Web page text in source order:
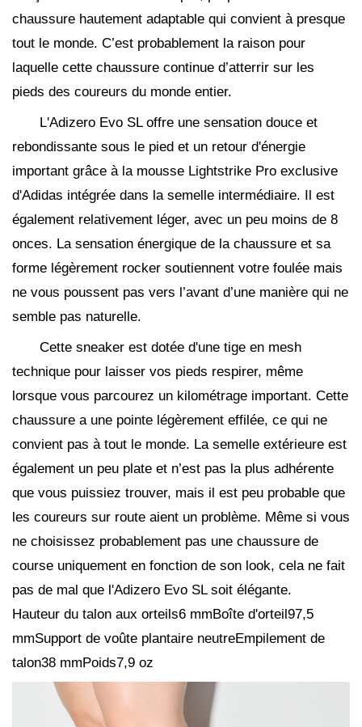
chaussure hautement adaptable qui convient à presque
tout le monde. C’est probablement la raison pour
laquelle cette chaussure continue d’atterrir sur les
pieds des coureurs du monde entier.
L'Adizero Evo SL offre une sensation douce et
rebondissante sous le pied et un retour d'énergie
important grâce à la mousse Lightstrike Pro exclusive
d'Adidas intégrée dans la semelle intermédiaire. Il est
également relativement léger, avec un peu moins de 8
onces. La sensation énergique de la chaussure et sa
forme légèrement rocker soutiennent votre foulée mais
ne vous poussent pas vers l’avant d’une manière qui ne
semble pas naturelle.
Cette sneaker est dotée d'une tige en mesh
technique pour laisser vos pieds respirer, même
lorsque vous parcourez un kilométrage important. Cette
chaussure a une pointe légèrement effilée, ce qui ne
convient pas à tout le monde. La semelle extérieure est
également un peu plate et n’est pas la plus adhérente
que vous puissiez trouver, mais il est peu probable que
les coureurs sur route aient un problème. Même si vous
ne choisissez probablement pas une chaussure de
course uniquement en fonction de son look, cela ne fait
pas de mal que l'Adizero Evo SL soit élégante.
Hauteur du talon aux orteils6 mmBoîte d'orteil97,5
mmSupport de voûte plantaire neutreEmpilement de
talon38 mmPoids7,9 oz